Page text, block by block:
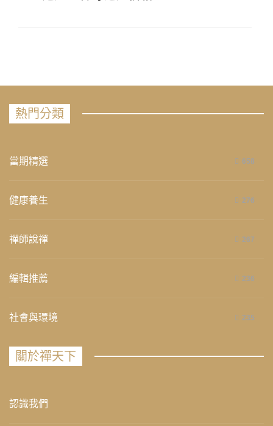
熱門分類
當期精選 658
健康養生 276
禪師說禪 267
編輯推薦 236
社會與環境 235
關於禪天下
認識我們